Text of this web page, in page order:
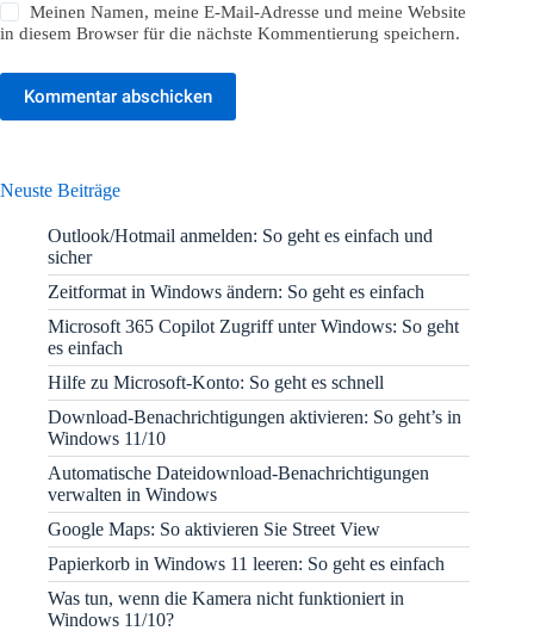
Meinen Namen, meine E-Mail-Adresse und meine Website
in diesem Browser für die nächste Kommentierung speichern.
Kommentar abschicken
Neuste Beiträge
Outlook/Hotmail anmelden: So geht es einfach und
sicher
Zeitformat in Windows ändern: So geht es einfach
Microsoft 365 Copilot Zugriff unter Windows: So geht
es einfach
Hilfe zu Microsoft-Konto: So geht es schnell
Download-Benachrichtigungen aktivieren: So geht’s in
Windows 11/10
Automatische Dateidownload-Benachrichtigungen
verwalten in Windows
Google Maps: So aktivieren Sie Street View
Papierkorb in Windows 11 leeren: So geht es einfach
Was tun, wenn die Kamera nicht funktioniert in
Windows 11/10?